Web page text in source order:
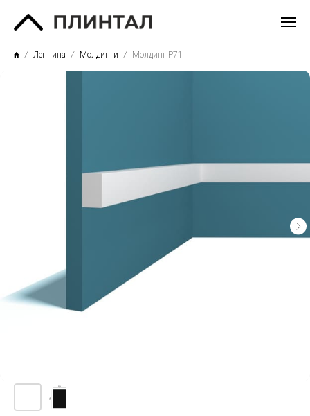
Лепнина Молдинги Молдинг P71